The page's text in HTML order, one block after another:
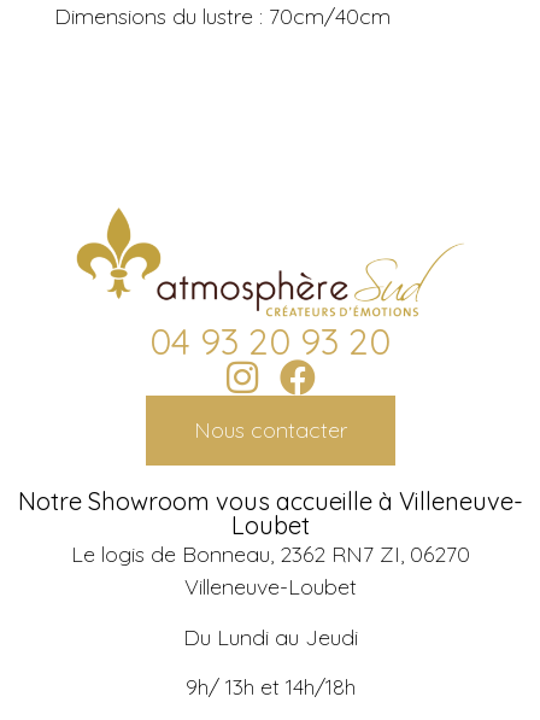
Dimensions du lustre : 70cm/40cm
04 93 20 93 20
Nous contacter
Notre Showroom vous accueille à Villeneuve-
Loubet
Le logis de Bonneau, 2362 RN7 ZI, 06270
Villeneuve-Loubet
Du Lundi au Jeudi
9h/ 13h et 14h/18h